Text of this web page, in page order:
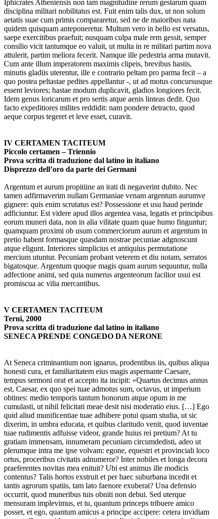
Iphicrates Atheniensis non tam magnitudine rerum gestarum quam
disciplina militari nobilitatus est. Fuit enim talis dux, ut non solum
aetatis suae cum primis compararetur, sed ne de maioribus nata
quidem quisquam anteponeretur. Multum vero in bello est versatus,
saepe exercitibus praefuit; nusquam culpa male rem gessit, semper
consilio vicit tantumque eo valuit, ut multa in re militari partim nova
attulerit, partim meliora fecerit. Namque ille pedestria arma mutavit.
Cum ante illum imperatorem maximis clipeis, brevibus hastis,
minutis gladiis uterentur, ille e contrario peltam pro parma fecit – a
quo postea peltastae pedites appellantur -, ut ad motus concursusque
essent leviores; hastae modum duplicavit, gladios longiores fecit.
Idem genus loricarum et pro sertis atque aenis linteas dedit. Quo
facto expeditiores milites reddidit: nam pondere detracto, quod
aeque corpus tegeret et leve esset, curavit.
IV CERTAMEN TACITEUM
Piccolo certamen – Triennio
Prova scritta di traduzione dal latino in italiano
Disprezzo dell’oro da parte dei Germani
Argentum et aurum propitiine an irati di negaverint dubito. Nec
tamen adfirmaverim nullam Germaniae venam argentum aurumve
gignere: quis enim scrutatus est? Possessione et usu haud perinde
adficiuntur. Est videre apud illos argentea vasa, legatis et principibus
eorum muneri data, non in alia vilitate quam quae humo finguntur;
quamquam proximi ob usum commerciorum aurum et argentum in
pretio habent formasque quasdam nostrae pecuniae adgnoscunt
atque eligunt. Interiores simplicius et antiquius permutatione
mercium utuntur. Pecuniam probant veterem et diu notam, serratos
bigatosque. Argentum quoque magis quam aurum sequuntur, nulla
adfectione animi, sed quia numerus argenteorum facilior usui est
promiscua ac vilia mercantibus.
V CERTAMEN TACITEUM
Terni, 2000
Prova scritta di traduzione dal latino in italiano
SENECA PRENDE CONGEDO DA NERONE
At Seneca criminantium non ignarus, prodentibus iis, quibus aliqua
honesti cura, et familiaritatem eius magis aspernante Caesare,
tempus sermoni orat et accepto ita incipit: «Quartus decimus annus
est, Caesar, ex quo spei tuae admotus sum, octavus, ut imperium
obtines: medio temporis tantum honorum atque opum in me
cumulasti, ut nihil felicitati meae desit nisi moderatio eius. […] Ego
quid aliud munificentiae tuae adhibere potui quam studia, ut sic
dixerim, in umbra educata, et quibus claritudo venit, quod iuventae
tuae rudimentis adfuisse videor, grande huius rei pretium? At tu
gratiam immensam, innumeram pecuniam circumdedisti, adeo ut
plerumque intra me ipse volvam: egone, equestri et provinciali loco
ortus, proceribus civitatis adnumeror? Inter nobiles et longa decora
praeferentes novitas mea enituit? Ubi est animus ille modicis
contentus? Talis hortos exstruit et per haec suburbana incedit et
tantis agrorum spatiis, tam lato faenore exuberat? Una defensio
occurrit, quod muneribus tuis obniti non debui. Sed uterque
mensuram implevimus, et tu, quantum princeps tribuere amico
posset, et ego, quantum amicus a principe accipere: cetera invidiam